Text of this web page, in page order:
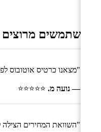
משתמשים מרוצים
"מצאנו כרטיס אוטובוס
— נועה מ. ⭐⭐⭐⭐⭐
"השוואת המחירים הצילה לנו 30%. ממש